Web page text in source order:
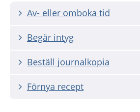
Av- eller omboka tid
Begär intyg
Beställ journalkopia
Förnya recept